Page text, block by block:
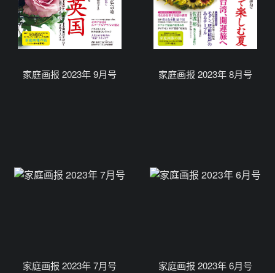
家庭画报 2023年 9月号 家庭画报 2023年 8月号
家庭画报 2023年 7月号 家庭画报 2023年 6月号